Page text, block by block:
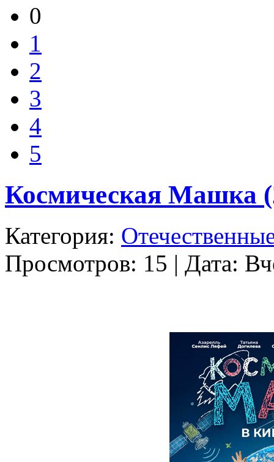
0
1
2
3
4
5
Космическая Машка
Категория:
Просмотров: 15 | Дата: